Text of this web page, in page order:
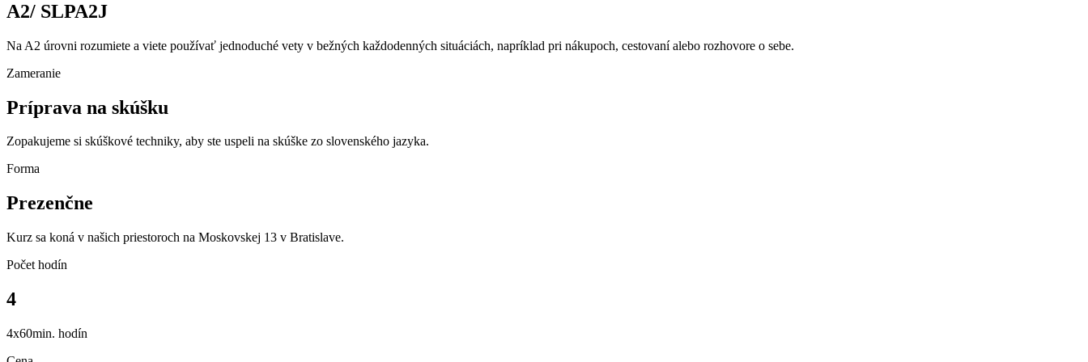
A2/ SLPA2J
Na A2 úrovni rozumiete a viete používať jednoduché vety v bežných každodenných situáciách, napríklad pri nákupoch, cestovaní alebo rozhovore o sebe.
Zameranie
Príprava na skúšku
Zopakujeme si skúškové techniky, aby ste uspeli na skúške zo slovenského jazyka.
Forma
Prezenčne
Kurz sa koná v našich priestoroch na Moskovskej 13 v Bratislave.
Počet hodín
4
4x60min. hodín